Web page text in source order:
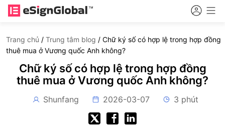
Trang chủ / Trung tâm blog / Chữ ký số có hợp lệ trong hợp đồng
thuê mua ở Vương quốc Anh không?
Chữ ký số có hợp lệ trong hợp đồng
thuê mua ở Vương quốc Anh không?
Shunfang 2026-03-07 3 phút